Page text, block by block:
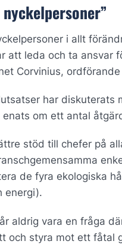
i allt
att leda och ta ansvar
Corvinius,
har diskuterats
om ett antal
stöd till chefer på
de fyra ekologiska
energi).
aldrig vara en fråga
och styra mot ett fåtal